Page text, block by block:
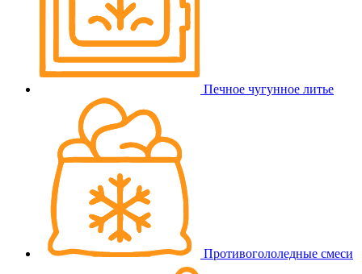
Печное чугунное литье
Противогололедные смеси